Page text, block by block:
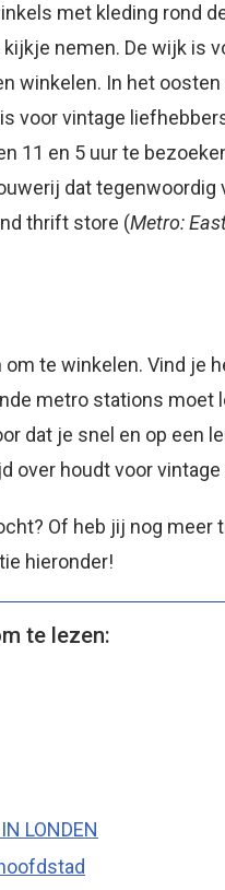
met kleding rond
nemen. De wijk is
winkelen. In het
voor vintage
11 en 5 uur te
dat
thrift store (Metro:
te winkelen. Vind je
metro stations moet
dat je snel en op een
over houdt voor
Of heb jij nog meer
hieronder!
te lezen:
LONDEN